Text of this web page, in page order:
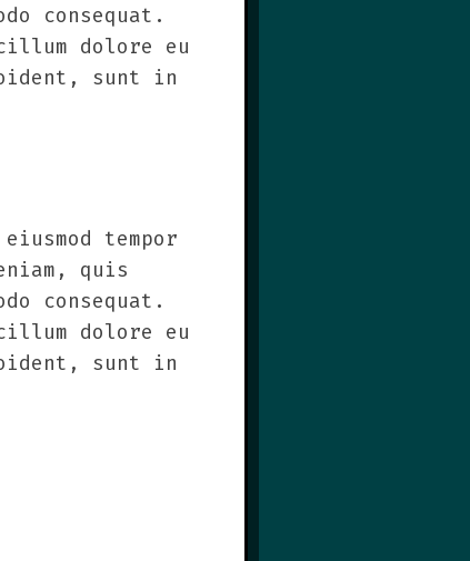
consequat.
dolore eu
sunt in
tempor
quis
consequat.
dolore eu
sunt in